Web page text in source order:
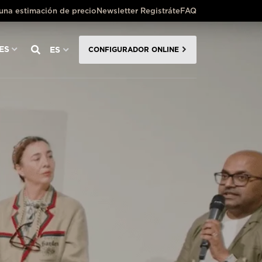
estimación de precio Newsletter RegistráteFAQ
ES CONFIGURADOR ONLINE